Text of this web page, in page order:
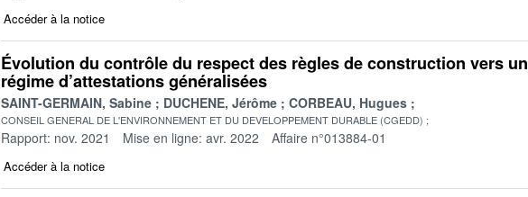
Accéder à la notice
Évolution du contrôle du respect des règles de construction vers un
régime d’attestations généralisées
SAINT-GERMAIN, Sabine DUCHENE, Jérôme CORBEAU, Hugues
CONSEIL GENERAL DE L'ENVIRONNEMENT ET DU DEVELOPPEMENT DURABLE (CGEDD)
Rapport: nov. 2021 Mise en ligne: avr. 2022 Affaire n°013884-01
Accéder à la notice